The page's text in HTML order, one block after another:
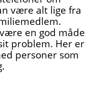
være alt lige fra
en god måde
problem. Her er
personer som